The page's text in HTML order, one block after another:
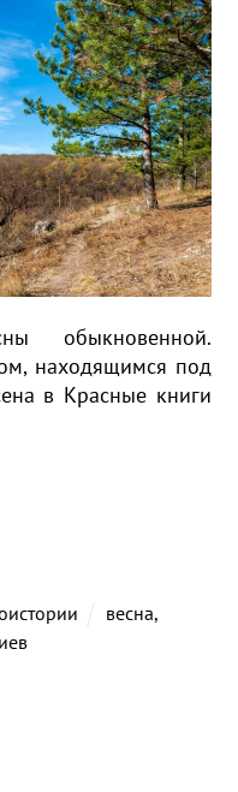
обыкновенной.
находящимся под
в Красные книги
весна,